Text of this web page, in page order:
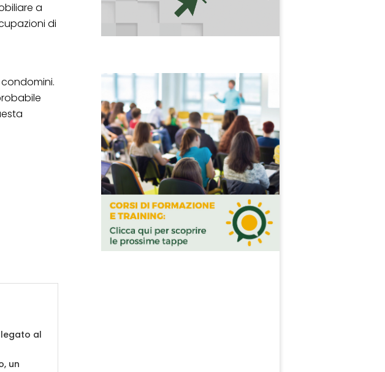
a
di
al
un